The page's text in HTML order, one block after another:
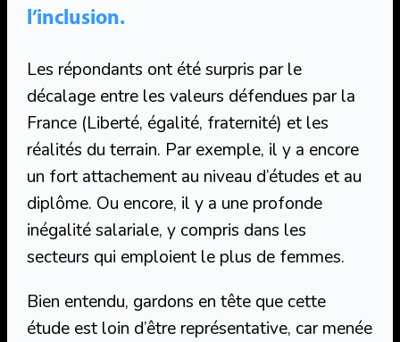
l’inclusion.
Les répondants ont été surpris par le
décalage entre les valeurs défendues par la
France (Liberté, égalité, fraternité) et les
réalités du terrain. Par exemple, il y a encore
un fort attachement au niveau d’études et au
diplôme. Ou encore, il y a une profonde
inégalité salariale, y compris dans les
secteurs qui emploient le plus de femmes.
Bien entendu, gardons en tête que cette
étude est loin d’être représentative, car menée